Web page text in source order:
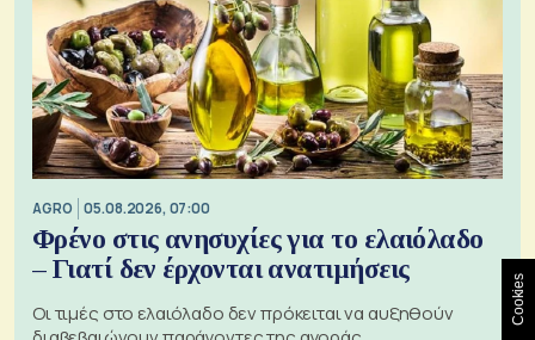
AGRO 05.08.2026, 07:00
Φρένο στις ανησυχίες για το ελαιόλαδο
– Γιατί δεν έρχονται ανατιμήσεις
Οι τιμές στο ελαιόλαδο δεν πρόκειται να αυξηθούν
Cookies